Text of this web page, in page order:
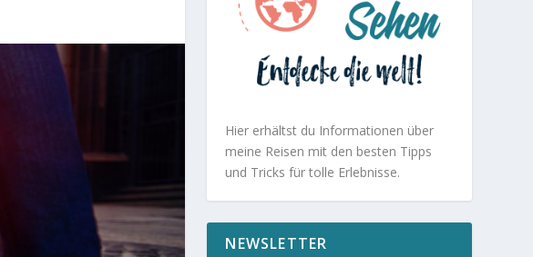
Hier erhältst du Informationen über
meine Reisen mit den besten Tipps
und Tricks für tolle Erlebnisse.
NEWSLETTER